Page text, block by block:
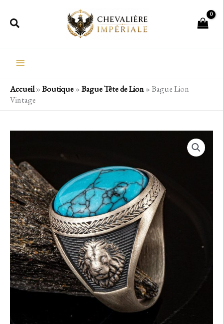
Rechercher
Accueil»Boutique»Bague Tête de Lion»Bague Lion
Vintage
Bague
Lion
Vintage